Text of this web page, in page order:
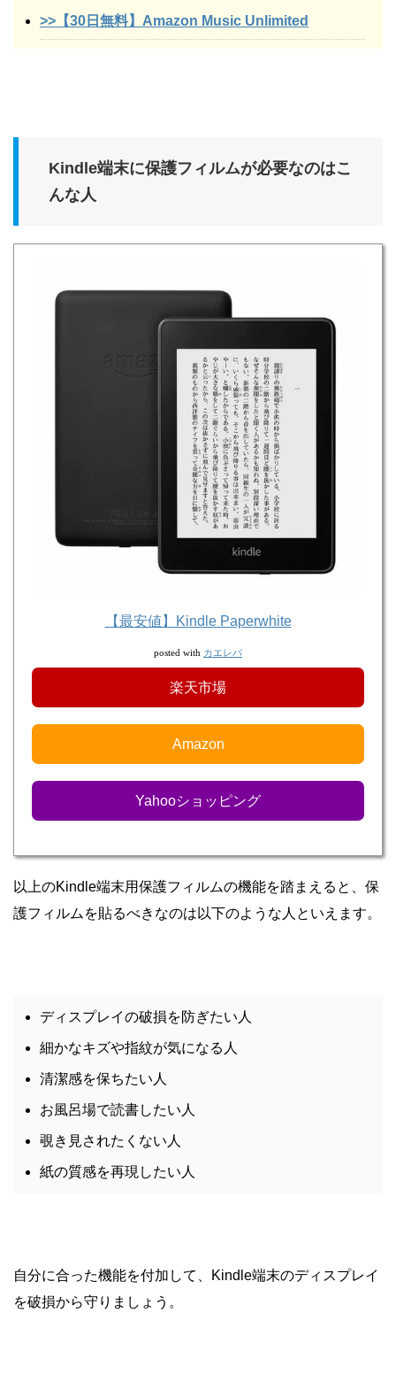
>>【30日無料】Amazon Music Unlimited
Kindle端末に保護フィルムが必要なのはこ
んな人
【最安値】Kindle Paperwhite
posted with カエレバ
楽天市場
Amazon
Yahooショッピング
以上のKindle端末用保護フィルムの機能を踏まえると、保
護フィルムを貼るべきなのは以下のような人といえます。
ディスプレイの破損を防ぎたい人
細かなキズや指紋が気になる人
清潔感を保ちたい人
お風呂場で読書したい人
覗き見されたくない人
紙の質感を再現したい人
自分に合った機能を付加して、Kindle端末のディスプレイ
を破損から守りましょう。